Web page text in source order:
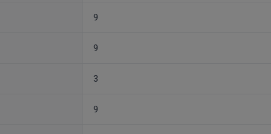
9
9
3
9